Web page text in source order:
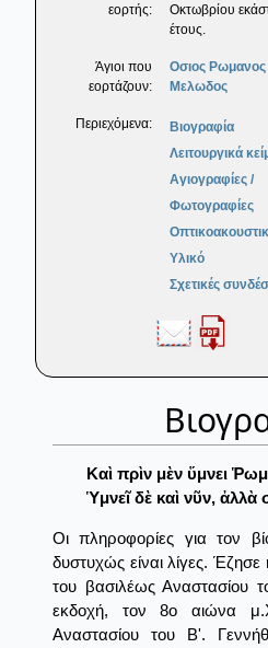
εορτής:
Οκτωβρίου
έτους.
Άγιοι που
εορτάζουν:
Οσιος Ρωμανος
Μελωδος
Περιεχόμενα:
Βιογραφία
Λειτουργικά
Αγιογραφίες /
Φωτογραφίες
Υλικό
Σχετικές
Καὶ πρὶν μὲν ὕμνει
Ὑμνεῖ δὲ καὶ νῦν, ἀλλὰ
Οι πληροφορίες για τον
δυστυχώς είναι λίγες.
του βασιλέως Αναστασίου
εκδοχή, τον 8ο αιώνα
Αναστασίου του Β'.